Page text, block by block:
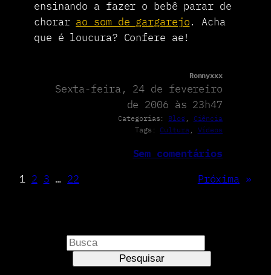
ensinando a fazer o bebê parar de
chorar ao som de gargarejo. Acha
que é loucura? Confere ae!
Ronnyxxx
Sexta-feira, 24 de fevereiro
de 2006 às 23h47
Categorias: Blog, Ciência
Tags: Cultura, Vídeos
Sem comentários
1 2 3 … 22 Próxima »
P
Pesquisar